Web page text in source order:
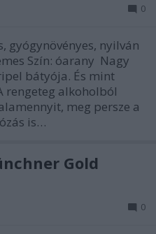
0
gyógynövényes, nyilván
Szín: óarany Nagy
bátyója. És mint
rengeteg alkoholból
meg persze a
is…
Gold
0